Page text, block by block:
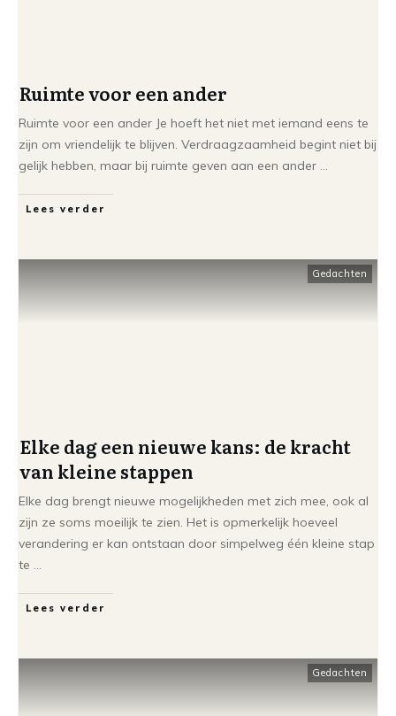
Ruimte voor een ander
Ruimte voor een ander Je hoeft het niet met iemand eens te
zijn om vriendelijk te blijven. Verdraagzaamheid begint niet bij
gelijk hebben, maar bij ruimte geven aan een ander ...
Lees verder
Gedachten
Elke dag een nieuwe kans: de kracht
van kleine stappen
Elke dag brengt nieuwe mogelijkheden met zich mee, ook al
zijn ze soms moeilijk te zien. Het is opmerkelijk hoeveel
verandering er kan ontstaan door simpelweg één kleine stap
te ...
Lees verder
Gedachten